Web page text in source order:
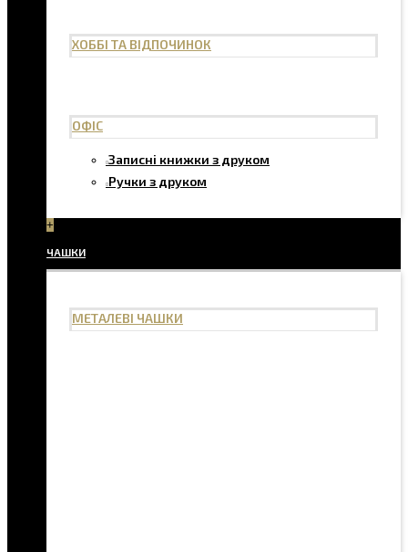
ХОББІ ТА ВІДПОЧИНОК
ОФІС
Записні книжки з друком
Ручки з друком
+
ЧАШКИ
МЕТАЛЕВІ ЧАШКИ